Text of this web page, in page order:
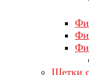
Щетки